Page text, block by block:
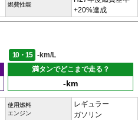
燃費性能
+20%達成
10・15
-km/L
満タンでどこまで走る？
-km
使用燃料
エンジン
レギュラー
ガソリン